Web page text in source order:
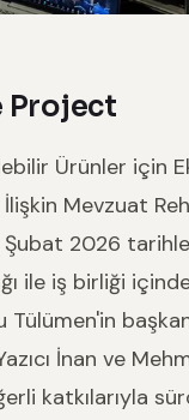
Project
Ürünler için
Mevzuat
Şubat 2026
ile iş birliği
Tülümen'in
İnan ve
katkılarıyla